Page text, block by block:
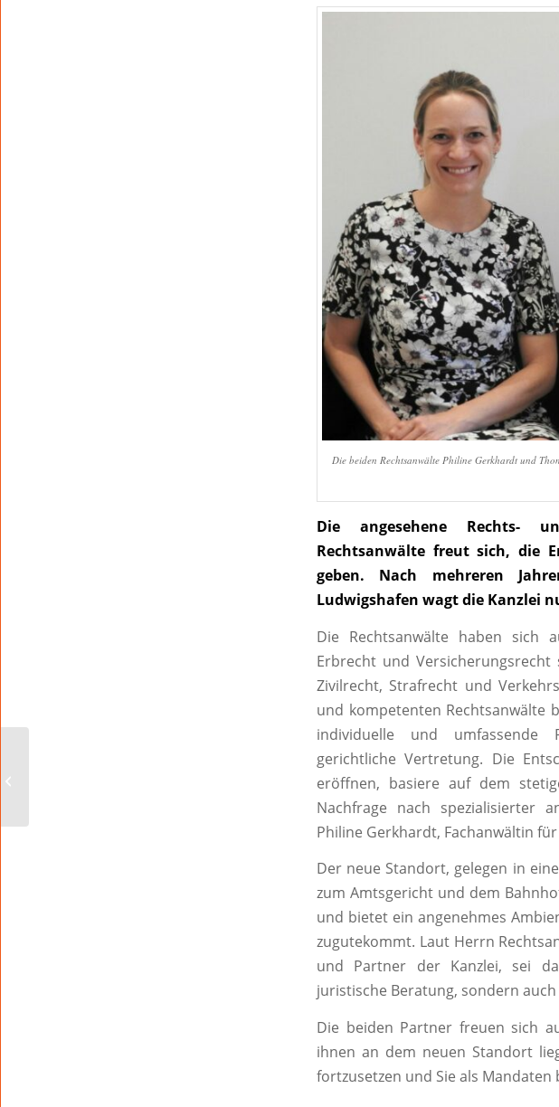
Die beiden Rechtsanwälte Philine Gerkhardt und
Die angesehene Rechts-
Rechtsanwälte freut sich, die
geben. Nach mehreren
Ludwigshafen wagt die Kanzlei
Die Rechtsanwälte haben sich
Erbrecht und
Zivilrecht, Strafrecht und
und kompetenten Rechtsanwälte
individuelle und umfassende
gerichtliche Vertretung. Die
eröffnen, basiere auf dem
Nachfrage nach spezialisierter
Philine Gerkhardt, Fachanwältin
Der neue Standort, gelegen in
zum Amtsgericht und dem
und bietet ein angenehmes
zugutekommt. Laut Herrn
und Partner der Kanzlei, sei
juristische Beratung, sondern
Die beiden Partner freuen sich
ihnen an dem neuen Standort
fortzusetzen und Sie als Mandaten